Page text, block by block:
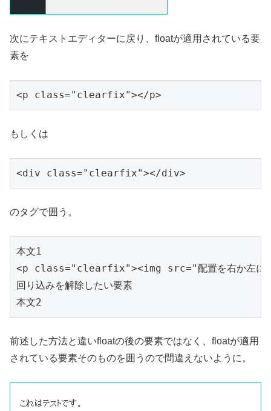
次にテキストエディターに戻り、floatが適用されている要
素を
<p class="clearfix"></p>
もしくは
<div class="clearfix"></div>
のタグで囲う。
本文1
<p class="clearfix"><img src="配置を右か左に
回り込みを解除したい要素
本文2
前述した方法と違いfloatの後の要素ではなく、floatが適用
されている要素そのものを囲うので間違えないように。